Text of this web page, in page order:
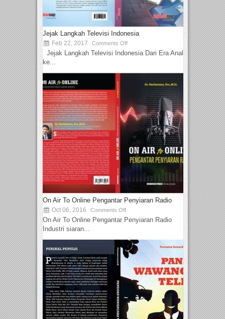
Jejak Langkah Televisi Indonesia
Feb 22, 2017 Comments Off
Jejak Langkah Televisi Indonesia Dari Era Analog
ke...
On Air To Online Pengantar Penyiaran Radio
Oct 06, 2016 Comments Off
On Air To Online Pengantar Penyiaran Radio
Industri siaran...